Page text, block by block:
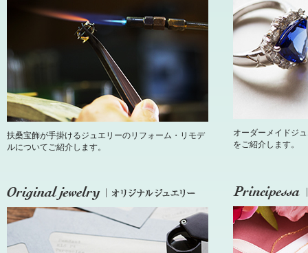
扶桑宝飾が手掛けるジュエリーのリフォーム・リモデ
ルについてご紹介します。
オーダーメイドジ
をご紹介します。